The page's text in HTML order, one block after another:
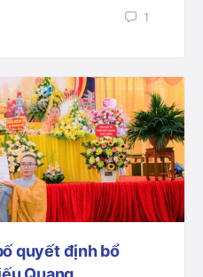
1
quyết định bổ